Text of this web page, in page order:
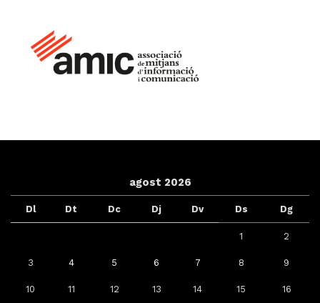
agost 2026
Dl Dt Dc Dj Dv Ds Dg
1 2
3 4 5 6 7 8 9
10 11 12 13 14 15 16